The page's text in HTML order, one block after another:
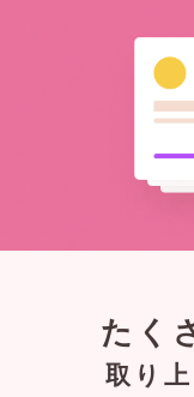
たく
取り